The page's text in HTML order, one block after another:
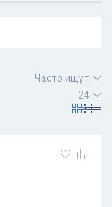
Часто ищут
24